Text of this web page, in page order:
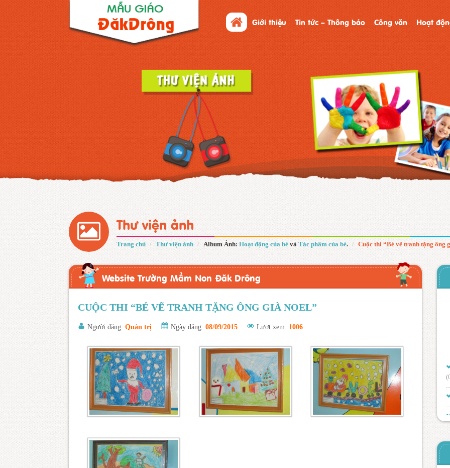
Giới thiệu Tin tức – Thông báo Công văn Hoạt
Thư viện ảnh
Trang chủ Thư viện ảnh Album Ảnh: Hoạt động của bé và Tác phẩm của bé. Cuộc thi “Bé vẽ tranh tặng ông
Website Trường Mầm Non Đăk Drông
CUỘC THI “BÉ VẼ TRANH TẶNG ÔNG GIÀ NOEL”
Người đăng: Quản trị Ngày đăng: 08/09/2015 Lượt xem: 1006